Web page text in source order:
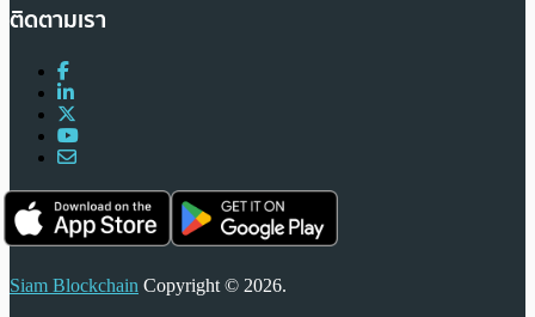
ติดตามเรา
Siam Blockchain Copyright © 2026.